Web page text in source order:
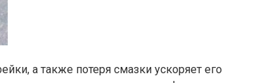
а также потеря смазки ускоряет его